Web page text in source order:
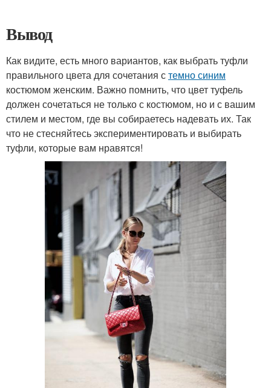
Вывод
Как видите, есть много вариантов, как выбрать туфли
правильного цвета для сочетания стемно синим
костюмом женским. Важно помнить, что цвет туфель
должен сочетаться не только с костюмом, но и с вашим
стилем и местом, где вы собираетесь надевать их. Так
что не стесняйтесь экспериментировать и выбирать
туфли, которые вам нравятся!